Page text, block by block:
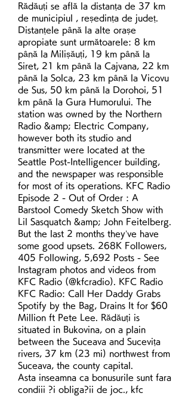
Rădăuți se află la distanța de 37 km
de municipiul , reședința de județ.
Distanțele până la alte orașe
apropiate sunt următoarele: 8 km
până la Milișăuți, 19 km până la
Siret, 21 km până la Cajvana, 22 km
până la Solca, 23 km până la Vicovu
de Sus, 50 km până la Dorohoi, 51
km până la Gura Humorului. The
station was owned by the Northern
Radio &amp; Electric Company,
however both its studio and
transmitter were located at the
Seattle Post-Intelligencer building,
and the newspaper was responsible
for most of its operations. KFC Radio
Episode 2 - Out of Order : A
Barstool Comedy Sketch Show with
Lil Sasquatch &amp; John Feitelberg.
But the last 2 months they’ve have
some good upsets. 268K Followers,
405 Following, 5,692 Posts - See
Instagram photos and videos from
KFC Radio (@kfcradio). KFC Radio
KFC Radio: Call Her Daddy Grabs
Spotify by the Bag, Drains It for $60
Million ft Pete Lee. Rădăuți is
situated in Bukovina, on a plain
between the Suceava and Sucevița
rivers, 37 km (23 mi) northwest from
Suceava, the county capital.
Asta inseamna ca bonusurile sunt fara
condiii ?i obliga?ii de joc., kfc